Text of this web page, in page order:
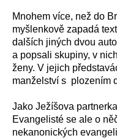
Mnohem více, než do
myšlenkově zapadá
dalších jiných dvou
a popsali skupiny, v
ženy. V jejich
manželství s plozením
Jako Ježíšova
Evangelisté se ale o
nekanonických